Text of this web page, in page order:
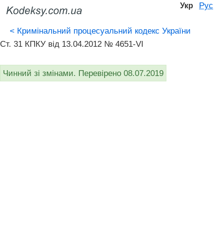
Укр Рус
< Кримінальний процесуальний кодекс України
Ст. 31 КПКУ від 13.04.2012 № 4651-VI
Чинний зі змінами. Перевірено 08.07.2019